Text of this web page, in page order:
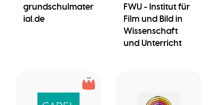
grundschulmater
ial.de
FWU - Institut für
Film und Bild in
Wissenschaft
und Unterricht